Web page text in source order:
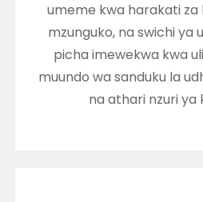
umeme kwa harakati za
mzunguko, na swichi ya
picha imewekwa kwa
muundo wa sanduku la
na athari nzuri ya